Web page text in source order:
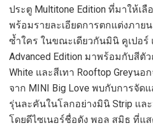
ประตู Multitone Edition ที่มาให้เลื
พร้อมรายละเอียดการตกแต่งภาย
ซ้ำใคร ในขณะเดียวกันมินิ คูเปอร์
Advanced Edition มาพร้อมกับสีตัว
White และสีเทา Rooftop Greyนอ
จาก MINI Big Love พบกับการจัดแ
รุ่นละคันในโลกอย่างมินิ Strip แล
โดยดีไซเนอร์ชื่อดัง พอล สมิธ ที่แ